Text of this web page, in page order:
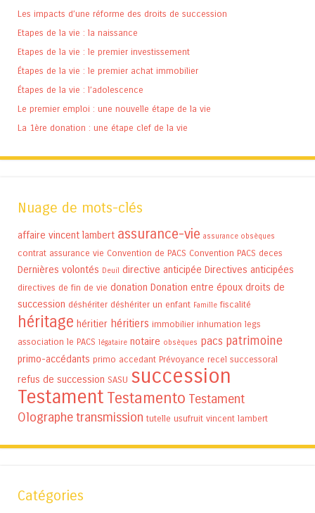
Les impacts d’une réforme des droits de succession
Etapes de la vie : la naissance
Etapes de la vie : le premier investissement
Étapes de la vie : le premier achat immobilier
Étapes de la vie : l’adolescence
Le premier emploi : une nouvelle étape de la vie
La 1ère donation : une étape clef de la vie
Nuage de mots-clés
affaire vincent lambert assurance-vie assurance obsèques
contrat assurance vie Convention de PACS Convention PACS deces
Dernières volontés Deuil directive anticipée Directives anticipées
directives de fin de vie donation Donation entre époux droits de
succession déshériter déshériter un enfant Famille fiscalité
héritage héritier héritiers immobilier inhumation legs
association le PACS légataire notaire obsèques pacs patrimoine
primo-accédants primo accedant Prévoyance recel successoral
refus de succession SASU succession
Testament Testamento Testament
Olographetransmission tutelle usufruit vincent lambert
Catégories